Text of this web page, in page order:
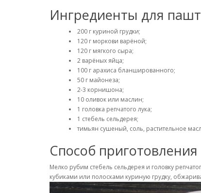
Ингредиенты для
200 г куриной грудки;
120 г моркови варёной;
120 г мягкого сыра;
2 варёных яйца;
100 г арахиса бланшированного;
50 г майонеза;
2-3 корнишона;
10 оливок или маслин;
1 головка репчатого лука;
1 стебель сельдерея;
тимьян сушеный, соль, растительное
Способ
Мелко рубим стебель сельдерея и головку
кубиками или полосками куриную грудку,